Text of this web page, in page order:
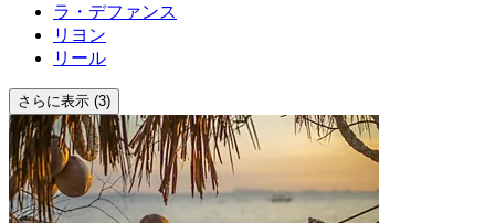
ラ・デファンス
リヨン
リール
さらに表示 (3)